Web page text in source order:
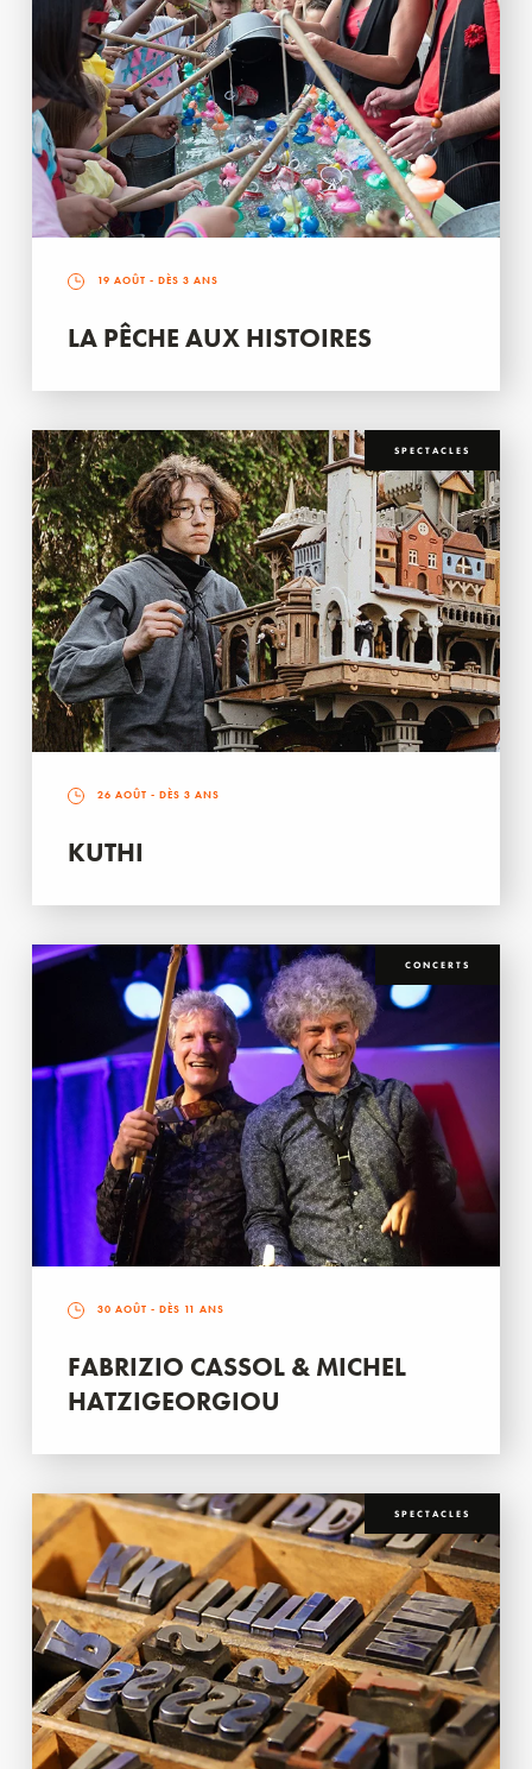
19 AOÛT - DÈS 3 ANS
LA PÊCHE AUX HISTOIRES
SPECTACLES
26 AOÛT - DÈS 3 ANS
KUTHI
CONCERTS
30 AOÛT - DÈS 11 ANS
FABRIZIO CASSOL & MICHEL
HATZIGEORGIOU
SPECTACLES